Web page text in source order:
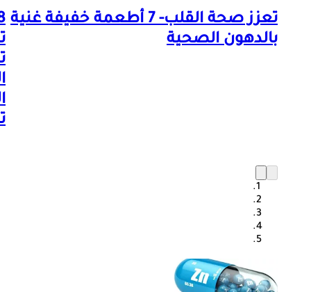
تعزز صحة القلب- 7 أطعمة خفيفة غنية
بالدهون الصحية